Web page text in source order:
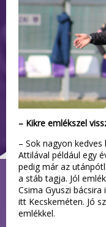
– Kikre emlékszel
– Sok nagyon
Attilával például egy
pedig már az
a stáb tagja. Jól
Csima Gyuszi
itt Kecskeméten. Jó
emlékkel.